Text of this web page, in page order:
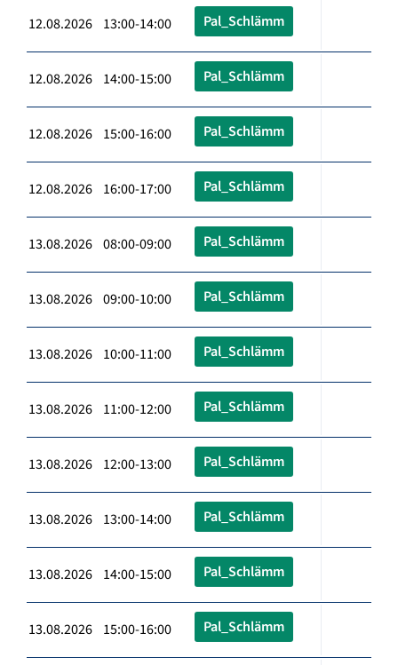
12.08.2026 13:00-14:00 Pal_Schlämm
12.08.2026 14:00-15:00 Pal_Schlämm
12.08.2026 15:00-16:00 Pal_Schlämm
12.08.2026 16:00-17:00 Pal_Schlämm
13.08.2026 08:00-09:00 Pal_Schlämm
13.08.2026 09:00-10:00 Pal_Schlämm
13.08.2026 10:00-11:00 Pal_Schlämm
13.08.2026 11:00-12:00 Pal_Schlämm
13.08.2026 12:00-13:00 Pal_Schlämm
13.08.2026 13:00-14:00 Pal_Schlämm
13.08.2026 14:00-15:00 Pal_Schlämm
13.08.2026 15:00-16:00 Pal_Schlämm